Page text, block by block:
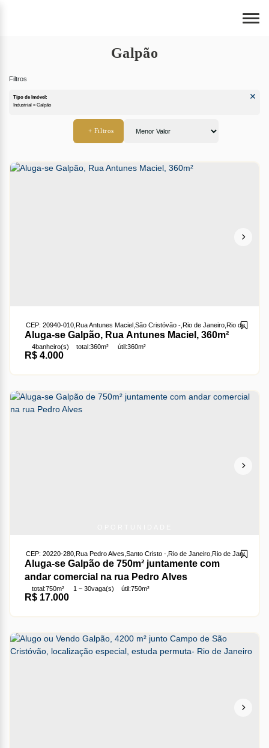
Galpão
Tipo de Imóvel:
Aluga-se Galpão, Rua Antunes Maciel, 360m²
R$4.000
CEP: 20940-010, Rua Antunes Maciel, São Cristóvão , Rio de Janeiro, Rio de Janeiro
4banheiro(s) total:360m² útil:360m²
Aluga-se Galpão de 750m² juntamente com
andar comercial na rua Pedro Alves
R$17.000
CEP: 20220-280, Rua Pedro Alves Santo Cristo , Rio de Janeiro, Rio de Janeiro
total:750m² 1 ~ 30vaga(s) útil:750m²